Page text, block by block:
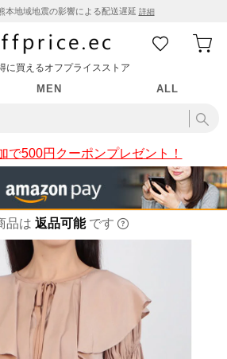
本地域地震の影響による配送遅延 詳細
に買えるオフプライスストア
MEN ALL
で500円クーポンプレゼント！
品は 返品可能 です